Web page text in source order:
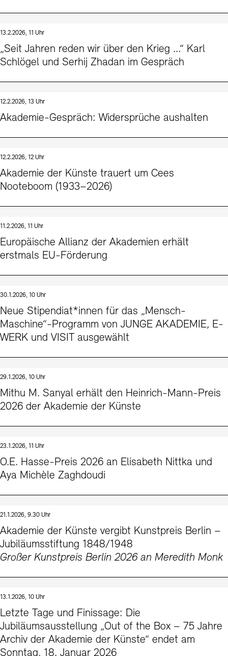
13.2.2026, 11 Uhr
„Seit Jahren reden wir über den Krieg …“ Karl
Schlögel und Serhij Zhadan im Gespräch
12.2.2026, 13 Uhr
Akademie-Gespräch: Widersprüche aushalten
12.2.2026, 12 Uhr
Akademie der Künste trauert um Cees
Nooteboom (1933–2026)
11.2.2026, 11 Uhr
Europäische Allianz der Akademien erhält
erstmals EU-Förderung
30.1.2026, 10 Uhr
Neue Stipendiat*innen für das „Mensch-
Maschine“-Programm von JUNGE AKADEMIE, E-
WERK und VISIT ausgewählt
29.1.2026, 10 Uhr
Mithu M. Sanyal erhält den Heinrich-Mann-Preis
2026 der Akademie der Künste
23.1.2026, 11 Uhr
O.E. Hasse-Preis 2026 an Elisabeth Nittka und
Aya Michèle Zaghdoudi
21.1.2026, 9.30 Uhr
Akademie der Künste vergibt Kunstpreis Berlin –
Jubiläumsstiftung 1848/1948
Großer Kunstpreis Berlin 2026 an Meredith Monk
13.1.2026, 10 Uhr
Letzte Tage und Finissage: Die
Jubiläumsausstellung „Out of the Box – 75 Jahre
Archiv der Akademie der Künste“ endet am
Sonntag, 18. Januar 2026